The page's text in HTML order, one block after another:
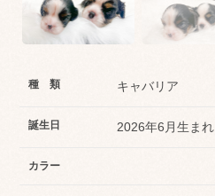
種 類 キャバリア
誕生日 2026年6月生まれ
カラー